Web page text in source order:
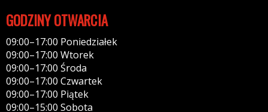
GODZINY OTWARCIA
09:00–17:00 Poniedziałek
09:00–17:00 Wtorek
09:00–17:00 Środa
09:00–17:00 Czwartek
09:00–17:00 Piątek
09:00–15:00 Sobota